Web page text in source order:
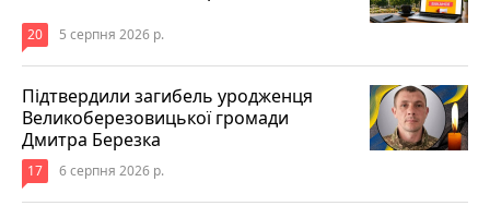
20 5 серпня 2026 р.
Підтвердили загибель уродженця
Великоберезовицької громади
Дмитра Березка
17 6 серпня 2026 р.